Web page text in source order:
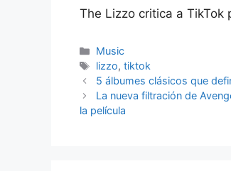
The Lizzo critica a TikTok
Categories
Music
Tags
lizzo,tiktok
5 álbumes clásicos que
La nueva filtración de
la película